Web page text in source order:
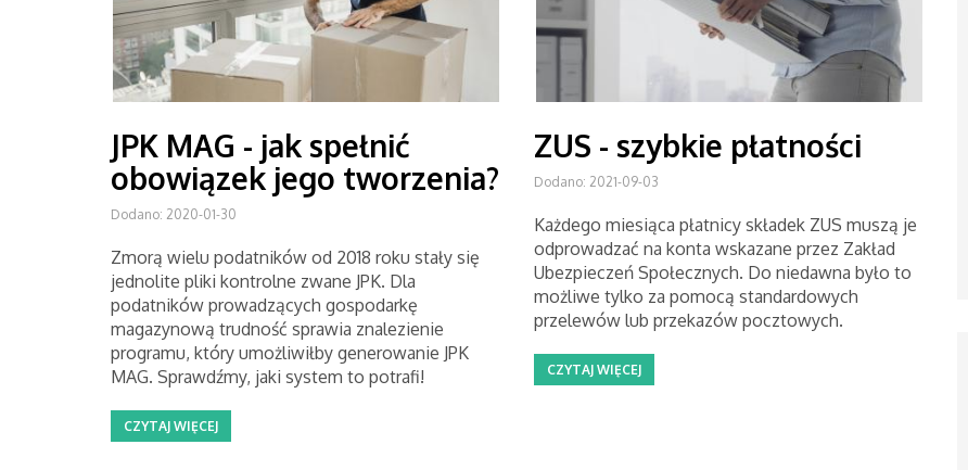
JPK MAG - jak spełnić
obowiązek jego tworzenia?
Dodano: 2020-01-30
Zmorą wielu podatników od 2018 roku stały się
jednolite pliki kontrolne zwane JPK. Dla
podatników prowadzących gospodarkę
magazynową trudność sprawia znalezienie
programu, który umożliwiłby generowanie JPK
MAG. Sprawdźmy, jaki system to potrafi!
CZYTAJ WIĘCEJ
ZUS - szybkie płatności
Dodano: 2021-09-03
Każdego miesiąca płatnicy składek ZUS muszą je
odprowadzać na konta wskazane przez Zakład
Ubezpieczeń Społecznych. Do niedawna było to
możliwe tylko za pomocą standardowych
przelewów lub przekazów pocztowych.
CZYTAJ WIĘCEJ